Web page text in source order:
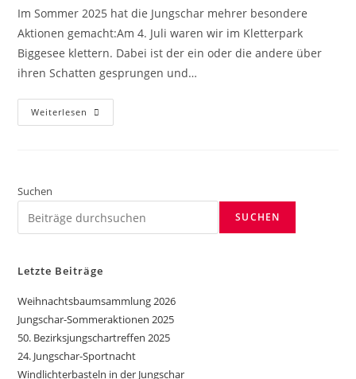
Im Sommer 2025 hat die Jungschar mehrer besondere
Aktionen gemacht:Am 4. Juli waren wir im Kletterpark
Biggesee klettern. Dabei ist der ein oder die andere über
ihren Schatten gesprungen und…
Weiterlesen
Suchen
SUCHEN
Letzte Beiträge
Weihnachtsbaumsammlung 2026
Jungschar-Sommeraktionen 2025
50. Bezirksjungschartreffen 2025
24. Jungschar-Sportnacht
Windlichterbasteln in der Jungschar